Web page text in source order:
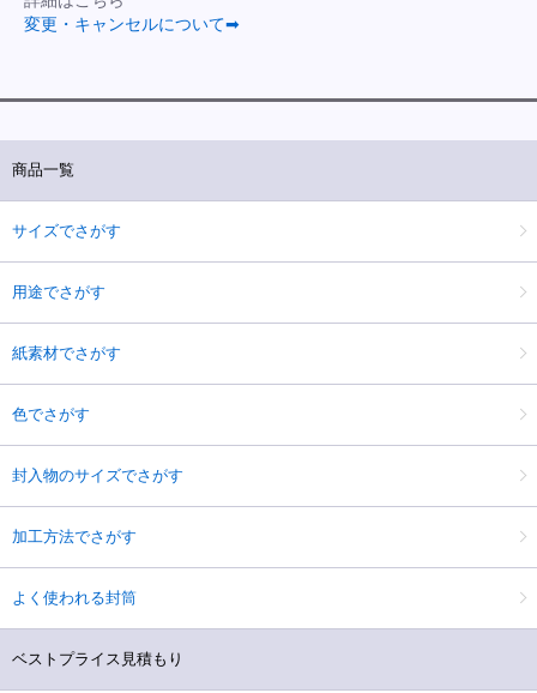
変更・キャンセルについて➡
商品一覧
サイズでさがす
用途でさがす
紙素材でさがす
色でさがす
封入物のサイズでさがす
加工方法でさがす
よく使われる封筒
ベストプライス見積もり